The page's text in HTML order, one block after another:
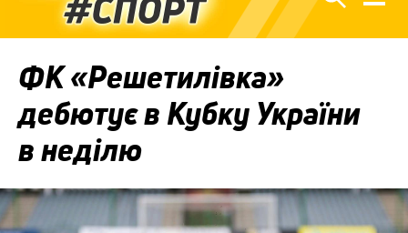
ФК «Решетилівка»
дебютує в Кубку України
в неділю